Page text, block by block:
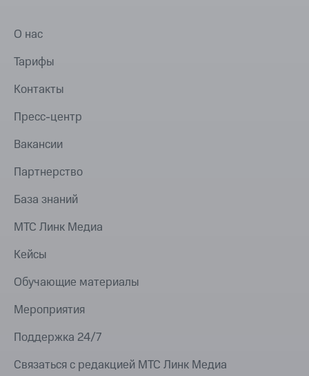
О нас
Тарифы
Контакты
Пресс-центр
Вакансии
Партнерство
База знаний
МТС Линк Медиа
Кейсы
Обучающие материалы
Мероприятия
Поддержка 24/7
Связаться с редакцией МТС Линк Медиа